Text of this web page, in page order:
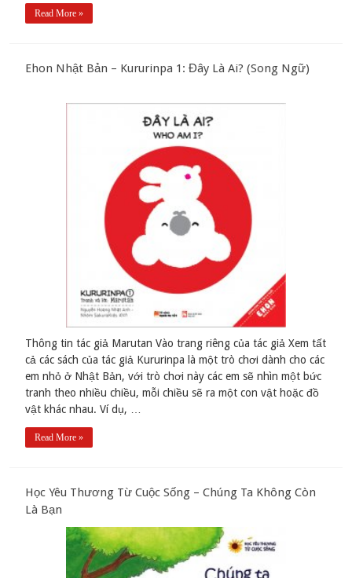
Read More »
Ehon Nhật Bản – Kururinpa 1: Đây Là Ai? (Song Ngữ)
Thông tin tác giả Marutan Vào trang riêng của tác giả Xem tất
cả các sách của tác giả Kururinpa là một trò chơi dành cho các
em nhỏ ở Nhật Bản, với trò chơi này các em sẽ nhìn một bức
tranh theo nhiều chiều, mỗi chiều sẽ ra một con vật hoặc đồ
vật khác nhau. Ví dụ, …
Read More »
Học Yêu Thương Từ Cuộc Sống – Chúng Ta Không Còn
Là Bạn